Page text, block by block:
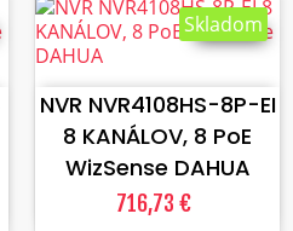
VLOŽIŤ DO KOŠÍKA
NVR NVR4108HS-8P-EI
8 KANÁLOV, 8 PoE
WizSense DAHUA
716,73 €
Skladom